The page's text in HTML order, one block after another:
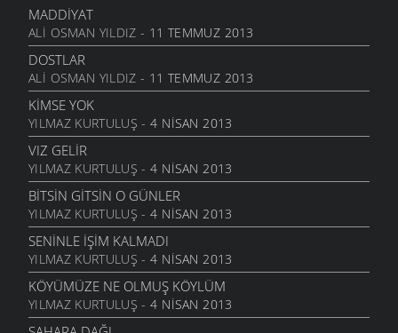
6 MART 2006
SEVGI ÜSTÜNE
6 MART 2006
ANLATAMADIK
6 MART 2006
GEL
6 MART 2006
ANNE
6 MART 2006
NATAŞA
6 MART 2006
ACABA
6 MART 2006
DOLUDUR
6 MART 2006
MADDIYAT
ALI OSMAN YILDIZ - 11 TEMMUZ 2013
DOSTLAR
ALI OSMAN YILDIZ - 11 TEMMUZ 2013
KIMSE YOK
YILMAZ KURTULUŞ - 4 NISAN 2013
VIZ GELIR
YILMAZ KURTULUŞ - 4 NISAN 2013
BITSIN GITSIN O GÜNLER
YILMAZ KURTULUŞ - 4 NISAN 2013
SENINLE İŞIM KALMADI
YILMAZ KURTULUŞ - 4 NISAN 2013
KÖYÜMÜZE NE OLMUŞ KÖYLÜM
YILMAZ KURTULUŞ - 4 NISAN 2013